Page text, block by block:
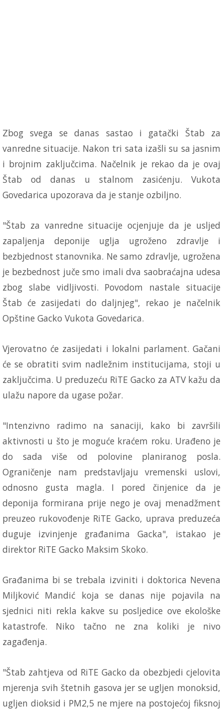
Zbog svega se danas sastao i gatački Štab za
vanredne situacije. Nakon tri sata izašli su sa jasnim
i brojnim zaključcima. Načelnik je rekao da je ovaj
Štab od danas u stalnom zasićenju. Vukota
Govedarica upozorava da je stanje ozbiljno.
"Štab za vanredne situacije ocjenjuje da je usljed
zapaljenja deponije uglja ugroženo zdravlje i
bezbjednost stanovnika. Ne samo zdravlje, ugrožena
je bezbednost juče smo imali dva saobraćajna udesa
zbog slabe vidljivosti. Povodom nastale situacije
Štab će zasijedati do daljnjeg", rekao je načelnik
Opštine Gacko Vukota Govedarica.
Vjerovatno će zasijedati i lokalni parlament. Gačani
će se obratiti svim nadležnim institucijama, stoji u
zaključcima. U preduzeću RiTE Gacko za ATV kažu da
ulažu napore da ugase požar.
"Intenzivno radimo na sanaciji, kako bi završili
aktivnosti u što je moguće kraćem roku. Urađeno je
do sada više od polovine planiranog posla.
Ograničenje nam predstavljaju vremenski uslovi,
odnosno gusta magla. I pored činjenice da je
deponija formirana prije nego je ovaj menadžment
preuzeo rukovođenje RiTE Gacko, uprava preduzeća
duguje izvinjenje građanima Gacka", istakao je
direktor RiTE Gacko Maksim Skoko.
Građanima bi se trebala izviniti i doktorica Nevena
Miljković Mandić koja se danas nije pojavila na
sjednici niti rekla kakve su posljedice ove ekološke
katastrofe. Niko tačno ne zna koliki je nivo
zagađenja.
"Štab zahtjeva od RiTE Gacko da obezbjedi cjelovita
mjerenja svih štetnih gasova jer se ugljen monoksid,
ugljen dioksid i PM2,5 ne mjere na postojećoj fiksnoj